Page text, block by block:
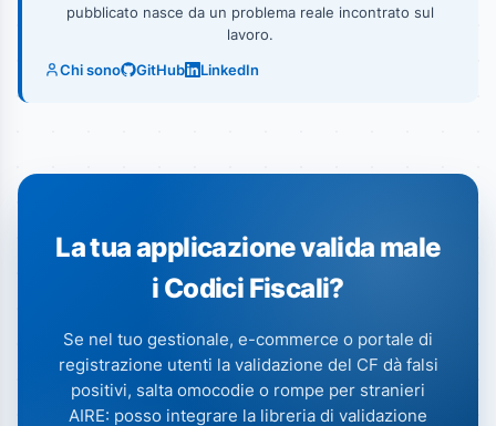
pubblicato nasce da un problema reale incontrato sul
lavoro.
Chi sono
GitHub LinkedIn
La tua applicazione valida male
i Codici Fiscali?
Se nel tuo gestionale, e-commerce o portale di
registrazione utenti la validazione del CF dà falsi
positivi, salta omocodie o rompe per stranieri
AIRE: posso integrare la libreria di validazione